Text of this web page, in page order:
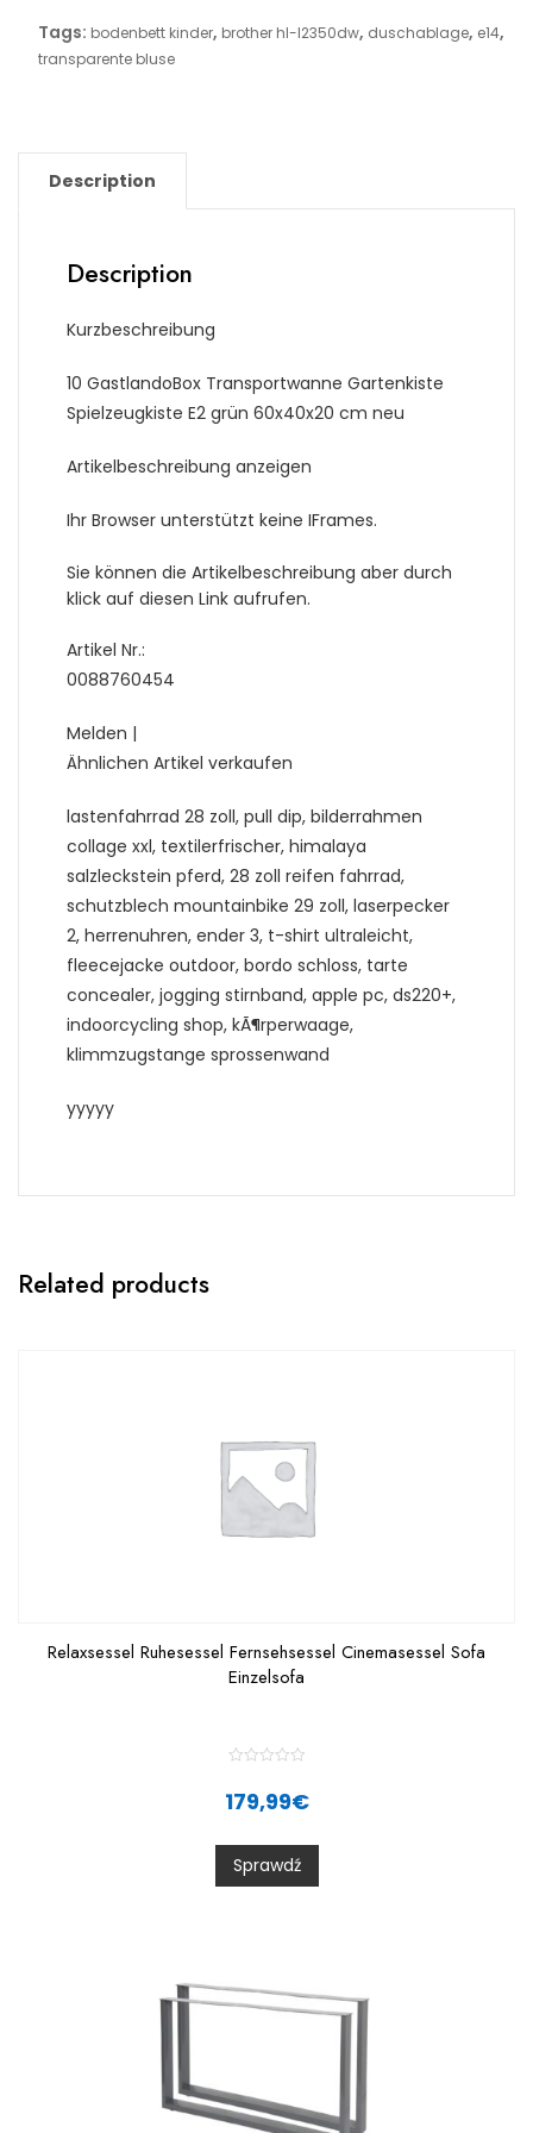
Tags: bodenbett kinder, brother hl-l2350dw, duschablage, e14,
transparente bluse
Description
Description
Kurzbeschreibung
10 GastlandoBox Transportwanne Gartenkiste
Spielzeugkiste E2 grün 60x40x20 cm neu
Artikelbeschreibung anzeigen
Ihr Browser unterstützt keine IFrames.
Sie können die Artikelbeschreibung aber durch
klick auf diesen Link aufrufen.
Artikel Nr.:
0088760454
Melden |
Ähnlichen Artikel verkaufen
lastenfahrrad 28 zoll, pull dip, bilderrahmen
collage xxl, textilerfrischer, himalaya
salzleckstein pferd, 28 zoll reifen fahrrad,
schutzblech mountainbike 29 zoll, laserpecker
2, herrenuhren, ender 3, t-shirt ultraleicht,
fleecejacke outdoor, bordo schloss, tarte
concealer, jogging stirnband, apple pc, ds220+,
indoorcycling shop, kÃ¶rperwaage,
klimmzugstange sprossenwand
yyyyy
Related products
Relaxsessel Ruhesessel Fernsehsessel Cinemasessel Sofa
Einzelsofa
0
o
t
179,99€
Sprawdź